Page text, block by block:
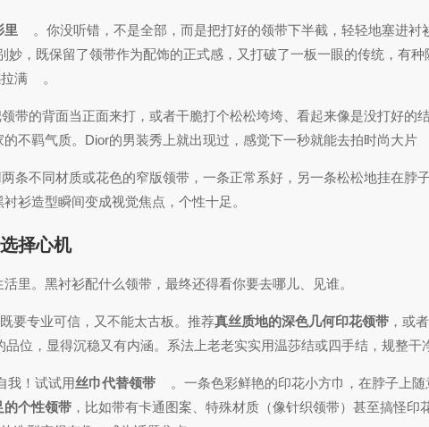
里
。你没听错，不是全部，而是把打好的领带下半截，轻轻地塞进衬
妙，既保留了领带作为配饰的正式感，又打破了一板一眼的传统，有种
满
。
带的背面当正面来打，或者干脆打个松松垮垮、看起来像是没打好的
不羁气质。Dior的男装秀上就出现过，感觉下一秒就能去拍时尚大片
条不同材质或花色的窄版领带，一条正常系好，另一条松松地挂在脖
衫造型瞬间变成视觉焦点，个性十足。
择心机
里。黑衬衫配什么领带，最终还得看你要去哪儿、见谁。
要专业可信，又不能太古板。推荐真丝质地的深色几何印花领带 ，或者
位，显得沉稳又有内涵。系法上老老实实用温莎结或四手结，规整干
我！试试用丝巾代替领带
。一条色彩鲜艳的印花小方巾，在脖子上
的个性领带 ，比如带有卡通图案、特殊材质（像针织领带）甚至搞怪印